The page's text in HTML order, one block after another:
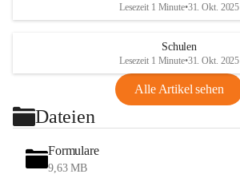
Lesezeit 1 Minute•31. Okt. 2025
Schulen
Lesezeit 1 Minute•31. Okt. 2025
Alle Artikel sehen
Dateien
Formulare
9,63 MB